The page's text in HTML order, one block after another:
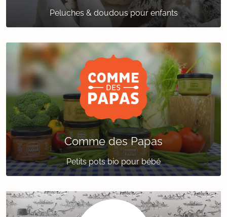
Peluches & doudous pour enfants
Comme des Papas
Petits pots bio pour bébé